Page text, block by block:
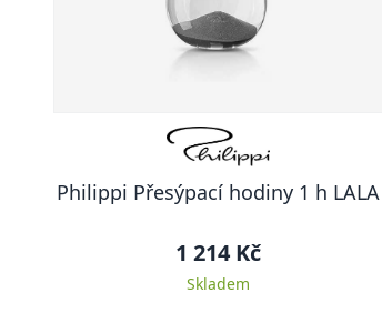
Philippi Přesýpací hodiny 1 h LALA
1 214 Kč
Skladem